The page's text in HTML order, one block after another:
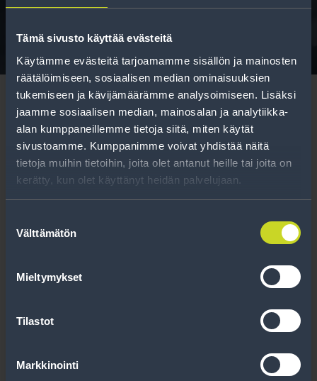
Tämä sivusto käyttää evästeitä
Käytämme evästeitä tarjoamamme sisällön ja mainosten
räätälöimiseen, sosiaalisen median ominaisuuksien
tukemiseen ja kävijämäärämme analysoimiseen. Lisäksi
jaamme sosiaalisen median, mainosalan ja analytiikka-
alan kumppaneillemme tietoja siitä, miten käytät
sivustoamme. Kumppanimme voivat yhdistää näitä
tietoja muihin tietoihin, joita olet antanut heille tai joita on
kerätty, kun olet käyttänyt heidän palvelujaan.
valinta
Välttämätön
Mieltymykset
Tilastot
Markkinointi
niiden huoltamisesta.
Tilaa uutiskirje
Uutiskirjeessä saat autonomistajan
kausimuistutukset sekä parhaat